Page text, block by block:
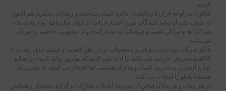
گردید
پاپکو با سرلوحه قراردادن کیفیت عالی، قیمت مناسب و رضایت مشتری هم اکنون
به عنوان یکی از تولید کنندگان مورد اعتماد ایرانی در میان سازمانها، وزارتخانه ها،
شرکت ها و مراکز علمی و فرهنگی به شمار آمده و از محبوبیت خاصی برخوردار
می باشد
پاپکو شرکت صد درصد ایرانی و محصولات آن از نظر کیفیت و قیمت قابل رقابت با
کالاهای معروف خارجی می باشد.ما ادعا نمی کنیم که بهترین تولید کننده در صنایع
لوازم التحریر و مدیریت اسناد و مدارک هستیم، اما افتخار می کنیم که بهترین ها
همیشه پاپکو را انتخاب می کنند
در هر زمان و هر مکان سخن از مدیریت اسناد و مدارک، برگزاری سمینار و همایش